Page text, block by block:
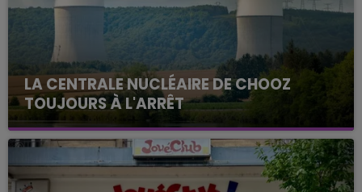
LA CENTRALE NUCLÉAIRE DE CHOOZ
TOUJOURS À L'ARRÊT
Cela fait déjà une semaine que la centrale
nucléaire ardennaise est à l'arrêt. Une situation
justifiée par la sécheresse intense qui est toujours
présente.